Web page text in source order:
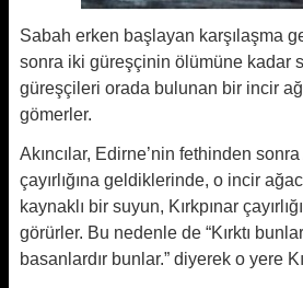
Sabah erken başlayan karşılaşma
sonra iki güreşçinin ölümüne kadar
güreşçileri orada bulunan bir incir
gömerler.
Akıncılar, Edirne’nin fethinden sonra
çayırlığına geldiklerinde, o incir
kaynaklı bir suyun, Kırkpınar
görürler. Bu nedenle de “Kırktı
basanlardır bunlar.” diyerek o yere